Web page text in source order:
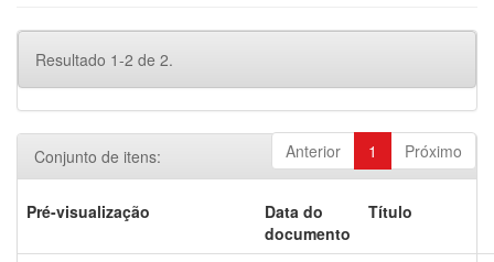
Resultado 1-2 de 2.
Anterior 1 Próximo
Conjunto de itens:
Pré-visualização
Data do
documento
Título